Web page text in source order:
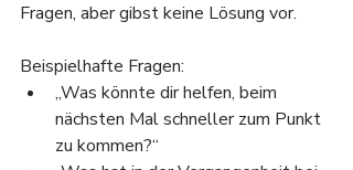
Fragen, aber gibst keine Lösung vor.
Beispielhafte Fragen:
„Was könnte dir helfen, beim
nächsten Mal schneller zum Punkt
zu kommen?“